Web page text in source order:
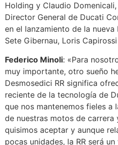
Holding y Claudio
Director General de Ducati
en el lanzamiento de la nueva
Sete Gibernau, Loris
Federico Minoli: «Para
muy importante, otro sueño
Desmosedici RR significa
reciente de la tecnología de
que nos mantenemos fieles a
de nuestras motos de carrera
quisimos aceptar y aunque
pocas unidades, la RR será